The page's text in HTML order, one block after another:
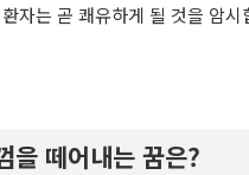
자는 곧 쾌유하게 될 것을 암시
을 떼어내는 꿈은?